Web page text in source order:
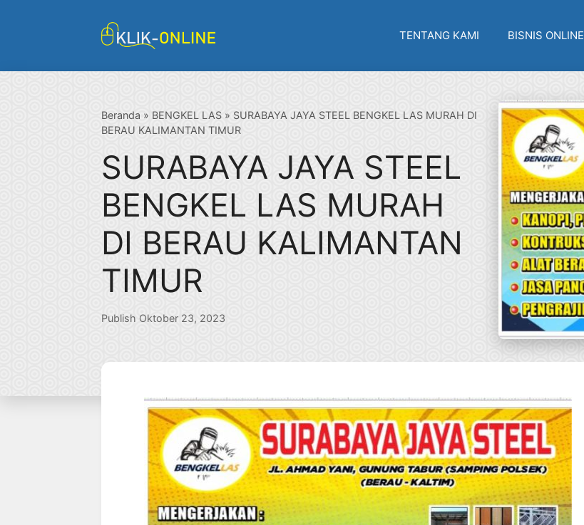
TENTANG KAMI BISNIS ONLINE
Beranda » BENGKEL LAS » SURABAYA JAYA STEEL BENGKEL LAS MURAH DI
BERAU KALIMANTAN TIMUR
SURABAYA JAYA STEEL
BENGKEL LAS MURAH
DI BERAU KALIMANTAN
TIMUR
Publish Oktober 23, 2023